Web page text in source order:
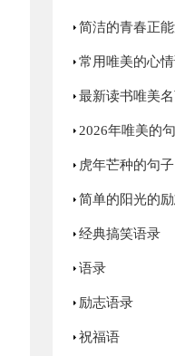
虎年芒种的句子
经典搞笑语录
语录
励志语录
祝福语